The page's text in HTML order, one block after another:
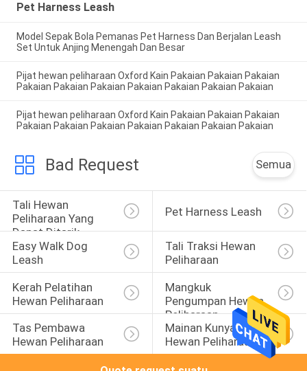
Pet Harness Leash
Model Sepak Bola Pemanas Pet Harness Dan Berjalan Leash
Set Untuk Anjing Menengah Dan Besar
Pijat hewan peliharaan Oxford Kain Pakaian Pakaian Pakaian
Pakaian Pakaian Pakaian Pakaian Pakaian Pakaian Pakaian
Pijat hewan peliharaan Oxford Kain Pakaian Pakaian Pakaian
Pakaian Pakaian Pakaian Pakaian Pakaian Pakaian Pakaian
Bad Request Semua
Tali Hewan
Peliharaan Yang
Dapat Ditarik
Pet Harness Leash
Easy Walk Dog
Leash
Tali Traksi Hewan
Peliharaan
Kerah Pelatihan
Hewan Peliharaan
Mangkuk
Pengumpan Hewan
Peliharaan
Tas Pembawa
Hewan Peliharaan
Mainan Kunyah
Hewan Peliharaan